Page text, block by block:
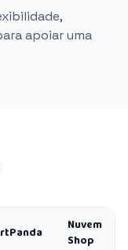
apoiar uma
Nuvem
Shop